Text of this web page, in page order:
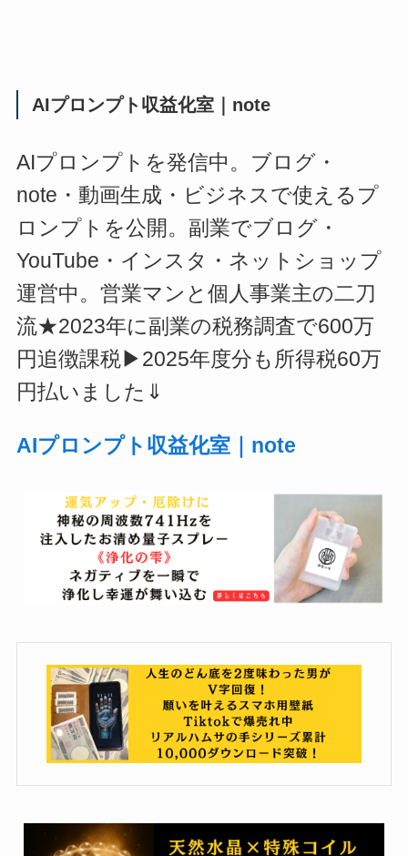
AIプロンプト収益化室｜note
AIプロンプトを発信中。ブログ・
note・動画生成・ビジネスで使えるプ
ロンプトを公開。副業でブログ・
YouTube・インスタ・ネットショップ
運営中。営業マンと個人事業主の二刀
流★2023年に副業の税務調査で600万
円追徴課税▶2025年度分も所得税60万
円払いました⇓
AIプロンプト収益化室｜note